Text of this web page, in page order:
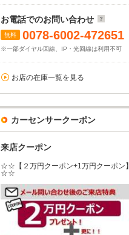
お電話でのお問い合わせ
無料 0078-6002-472651
※一部ダイヤル回線、IP・光回線は利用不可
お店の在庫一覧を見る
カーセンサークーポン
来店クーポン
☆☆【２万円クーポン+1万円クーポン】
☆☆